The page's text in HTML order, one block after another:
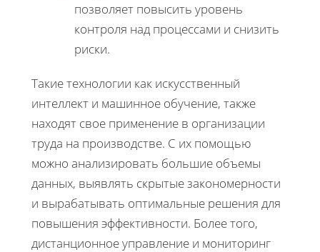
позволяет повысить уровень
контроля над процессами и снизить
риски.
Такие технологии как искусственный
интеллект и машинное обучение, также
находят свое применение в организации
труда на производстве. С их помощью
можно анализировать большие объемы
данных, выявлять скрытые закономерности
и вырабатывать оптимальные решения для
повышения эффективности. Более того,
дистанционное управление и мониторинг